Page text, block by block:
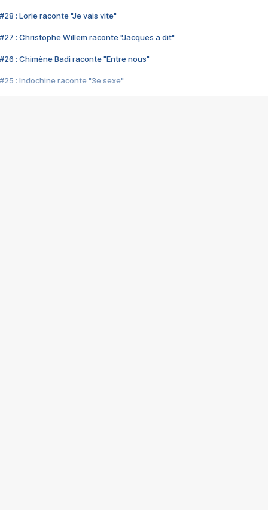
#28 : Lorie raconte "Je vais vite"
#27 : Christophe Willem raconte "Jacques a dit"
#26 : Chimène Badi raconte "Entre nous"
#25 : Indochine raconte "3e sexe"